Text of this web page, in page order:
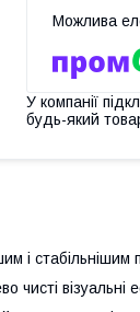
У компанії
будь-який
і стабільнішим
чисті